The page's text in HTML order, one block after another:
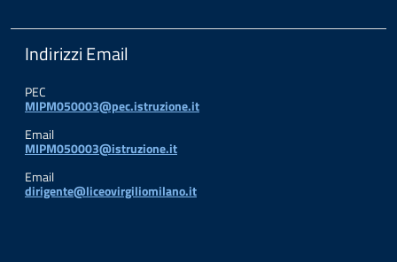
Indirizzi Email
PEC
MIPM050003@pec.istruzione.it
Email
MIPM050003@istruzione.it
Email
dirigente@liceovirgiliomilano.it